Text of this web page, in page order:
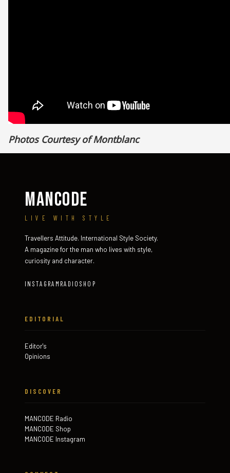
Photos Courtesy of Montblanc
MANCODE
LIVE WITH STYLE
Travellers Attitude. International Style Society.
A magazine for the man who lives with style,
curiosity and character.
INSTAGRAM RADIO SHOP
EDITORIAL
Editor's
Opinions
DISCOVER
MANCODE Radio
MANCODE Shop
MANCODE Instagram